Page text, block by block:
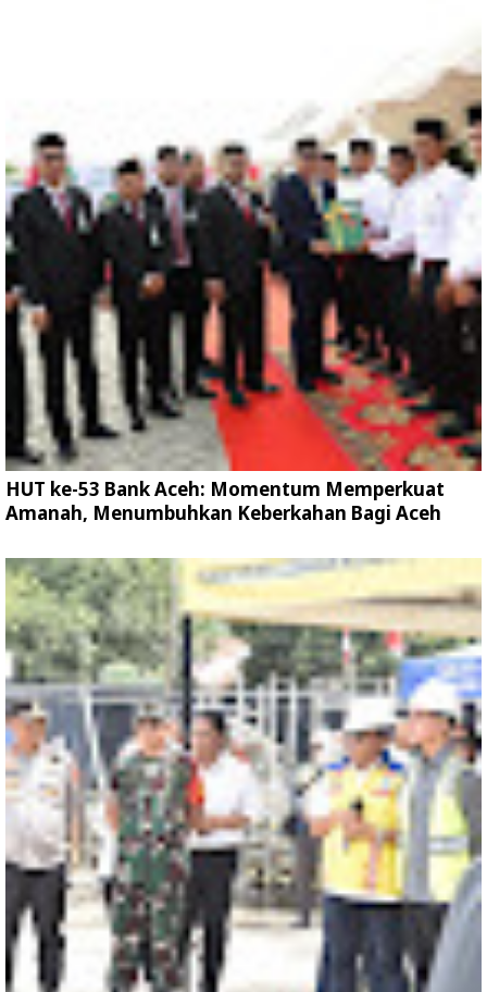
HUT ke-53 Bank Aceh: Momentum Memperkuat
Amanah, Menumbuhkan Keberkahan Bagi Aceh